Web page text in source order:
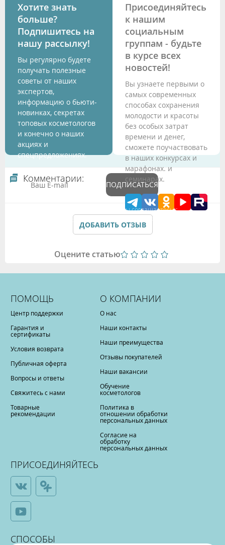
Хотите знать
больше?
Подпишитесь на
нашу рассылку!
Вы регулярно будете
получать полезные
советы от наших
экспертов,
информацию о бьюти-
новинках, секретах
топовых косметологов
и конечно о наших
акциях и
спецпредложениях.
ПОДПИСАТЬСЯ
Подтверждая данные формы Вы соглашаетесь с
Политикой обработки персональных данных
Присоединяйтесь
к нашим
социальным
группам - будьте
в курсе всех
новостей!
Вы узнаете первыми о
самых современных
способах сохранения
молодости и красоты
без особых затрат
времени и денег,
сможете поучаствовать
в наших конкурсах и
марафонах. и
семинарах.
Комментарии:
ДОБАВИТЬ ОТЗЫВ
Оцените статью
ПОМОЩЬ
Центр поддержки
Гарантия и
сертификаты
Условия возврата
Публичная оферта
Вопросы и ответы
Свяжитесь с нами
Товарные
рекомендации
О КОМПАНИИ
О нас
Наши контакты
Наши преимущества
Отзывы покупателей
Наши вакансии
Обучение
косметологов
Политика в
отношении обработки
персональных данных
Согласие на
обработку
персональных данных
ПРИСОЕДИНЯЙТЕСЬ
СПОСОБЫ